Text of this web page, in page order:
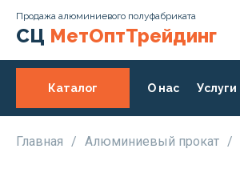
Продажа алюминиевого полуфабриката
СЦ МетОптТрейдинг
Каталог О нас Услуги
Главная / Алюминиевый прокат /